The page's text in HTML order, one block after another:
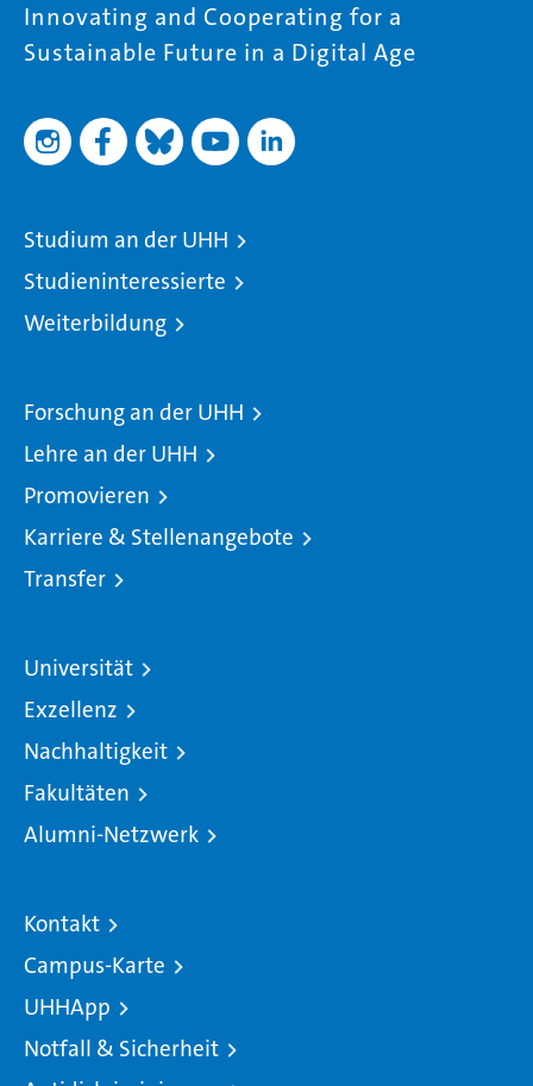
Innovating and Cooperating for a
Sustainable Future in a Digital Age
Studium an der UHH
Studieninteressierte
Weiterbildung
Forschung an der UHH
Lehre an der UHH
Promovieren
Karriere & Stellenangebote
Transfer
Universität
Exzellenz
Nachhaltigkeit
Fakultäten
Alumni-Netzwerk
Kontakt
Campus-Karte
UHHApp
Notfall & Sicherheit